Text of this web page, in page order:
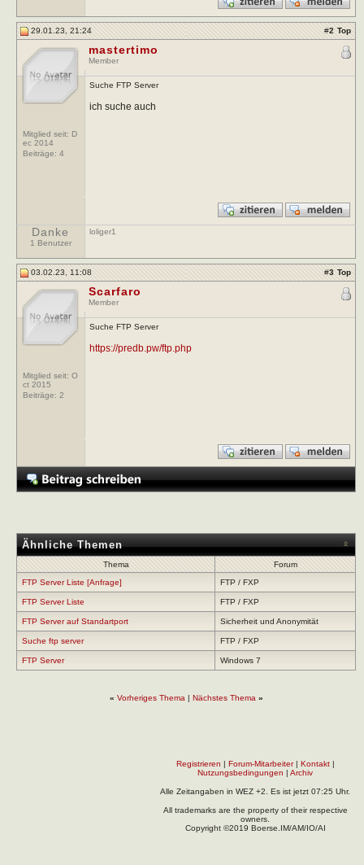
29.01.23, 21:24 #2 Top
Mitglied seit: D
ec 2014
Beiträge: 4
mastertimo
Member
Suche FTP Server
ich suche auch
Danke
1 Benutzer
loliger1
03.02.23, 11:08 #3 Top
Mitglied seit: O
ct 2015
Beiträge: 2
Scarfaro
Member
Suche FTP Server
https://predb.pw/ftp.php
Ähnliche Themen
Thema
Forum
FTP Server Liste [Anfrage]
FTP / FXP
FTP Server Liste FTP / FXP
FTP Server auf Standartport Sicherheit und Anonymität
Suche ftp server FTP / FXP
FTP Server Windows 7
« Vorheriges Thema | Nächstes Thema »
Registrieren | Forum-Mitarbeiter| Kontakt|
Nutzungsbedingungen | Archiv
Alle Zeitangaben in WEZ +2. Es ist jetzt 07:25 Uhr.
All trademarks are the property of their respective
owners.
Copyright ©2019 Boerse.IM/AM/IO/AI